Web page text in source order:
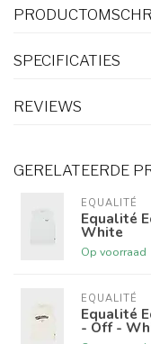
SPECIFICATIES
REVIEWS
GERELATEERDE
EQUALITÉ
Equalité
White
Op voorraad
EQUALITÉ
Equalité
- Off -